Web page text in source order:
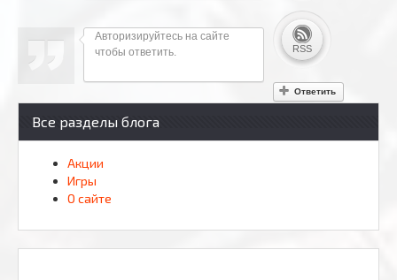
RSS
Ответить
Авторизируйтесь на сайте
чтобы ответить.
Все разделы блога
Акции
Игры
О сайте